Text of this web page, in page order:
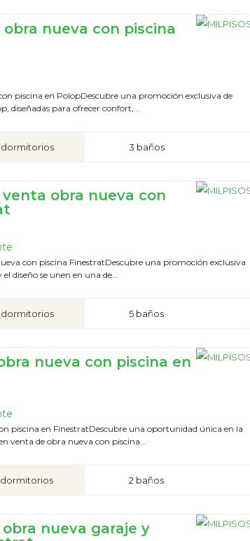
nueva con piscina
piscina en PolopDescubre una promoción exclusiva de
diseñadas para ofrecer confort,...
dormitorios 3 baños
obra nueva con
con piscina FinestratDescubre una promoción exclusiva
diseño se unen en una de...
dormitorios 5 baños
nueva con piscina en
piscina en FinestratDescubre una oportunidad única en la
venta de obra nueva con piscina...
dormitorios 2 baños
nueva garaje y